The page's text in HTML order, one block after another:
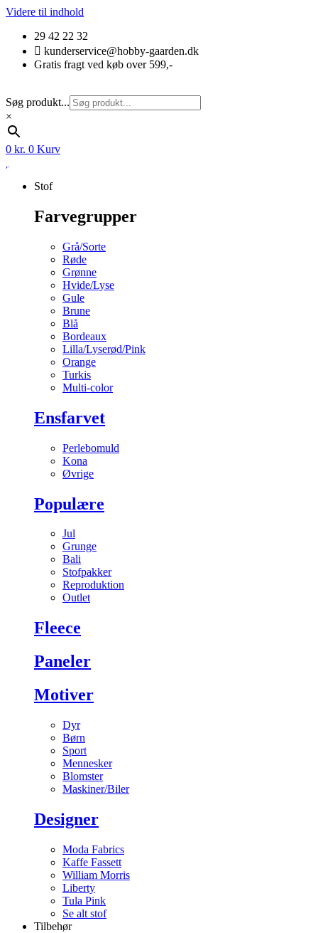
Videre til indhold
29 42 22 32
kunderservice@hobby-gaarden.dk
Gratis fragt ved køb over 599,-
Søg produkt...
×
0 kr. 0 Kurv
Stof
Farvegrupper
Grå/Sorte
Røde
Grønne
Hvide/Lyse
Gule
Brune
Blå
Bordeaux
Lilla/Lyserød/Pink
Orange
Turkis
Multi-color
Ensfarvet
Perlebomuld
Kona
Øvrige
Populære
Jul
Grunge
Bali
Stofpakker
Reproduktion
Outlet
Fleece
Paneler
Motiver
Dyr
Børn
Sport
Mennesker
Blomster
Maskiner/Biler
Designer
Moda Fabrics
Kaffe Fassett
William Morris
Liberty
Tula Pink
Se alt stof
Tilbehør